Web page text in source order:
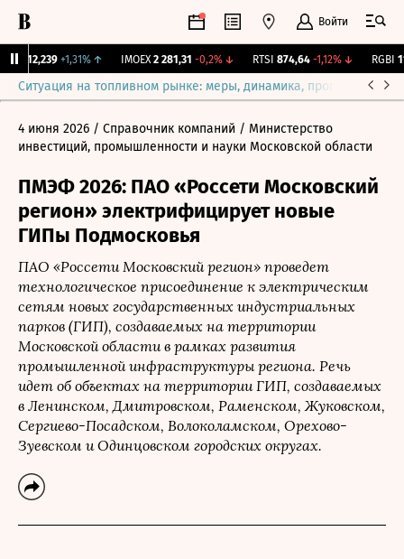
Войти
12,239 +1,31% ↑ IMOEX 2 281,31 -0,2%↓ RTSI 874,64 -1,12%↓ RGBI
Ситуация на топливном рынке: меры, динамика, прогнозы
4 июня 2026 / Справочник компаний / Министерство
инвестиций, промышленности и науки Московской области
ПМЭФ 2026: ПАО «Россети Московский
регион» электрифицирует новые
ГИПы Подмосковья
ПАО «Россети Московский регион» проведет
технологическое присоединение к электрическим
сетям новых государственных индустриальных
парков (ГИП), создаваемых на территории
Московской области в рамках развития
промышленной инфраструктуры региона. Речь
идет об объектах на территории ГИП, создаваемых
в Ленинском, Дмитровском, Раменском, Жуковском,
Сергиево-Посадском, Волоколамском, Орехово-
Зуевском и Одинцовском городских округах.